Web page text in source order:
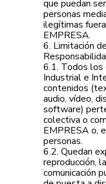
que puedan
personas
ilegítimas
EMPRESA.
6. Limitación
6.1. Todos los
Industrial e
contenidos
audio, vídeo,
software)
colectiva o
EMPRESA o,
personas.
6.2. Quedan
reproducción,
comunicación